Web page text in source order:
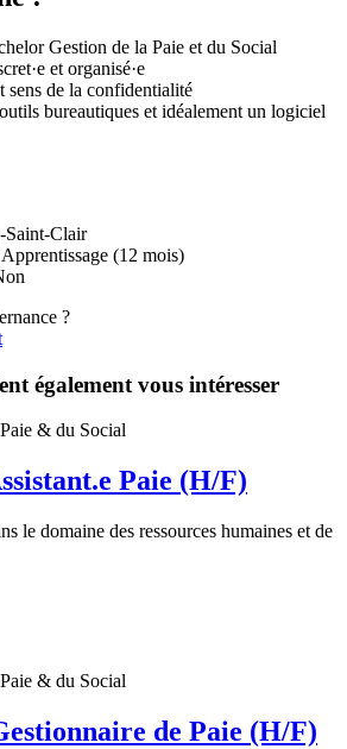
Gestion de la Paie et du Social
et organisé·e
sens de la confidentialité
bureautiques et idéalement un logiciel
Clair
(12 mois)
?
également vous intéresser
& du Social
Paie (H/F)
le domaine des ressources humaines et de
& du Social
de Paie (H/F)